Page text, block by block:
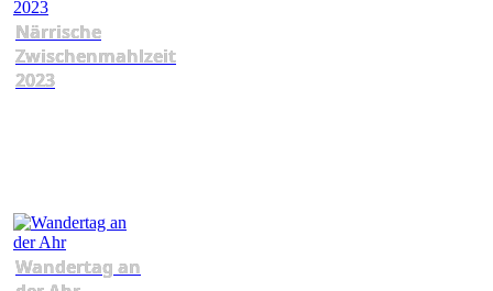
Närrische
Zwischenmahlzeit
2023
Wandertag an